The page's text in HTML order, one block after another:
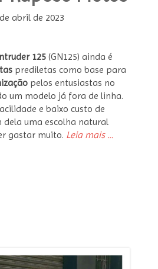
abril de 2023
125 (GN125) ainda é
prediletas como base para
pelos entusiastas no
um modelo já fora de linha.
e baixo custo de
dela uma escolha natural
gastar muito. Leia mais “Suzuki
…